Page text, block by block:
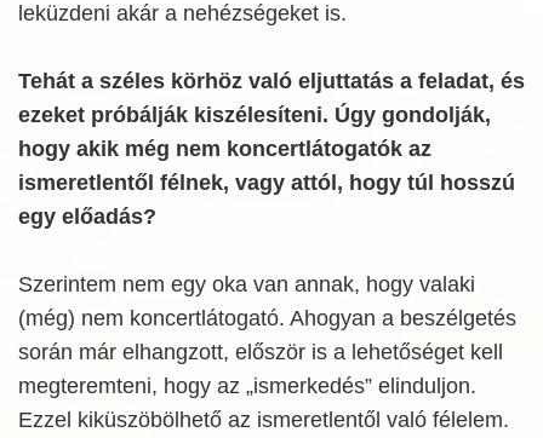
leküzdeni akár a nehézségeket is.
Tehát a széles körhöz való eljuttatás a feladat, és
ezeket próbálják kiszélesíteni. Úgy gondolják,
hogy akik még nem koncertlátogatók az
ismeretlentől félnek, vagy attól, hogy túl hosszú
egy előadás?
Szerintem nem egy oka van annak, hogy valaki
(még) nem koncertlátogató. Ahogyan a beszélgetés
során már elhangzott, először is a lehetőséget kell
megteremteni, hogy az „ismerkedés” elinduljon.
Ezzel kiküszöbölhető az ismeretlentől való félelem.